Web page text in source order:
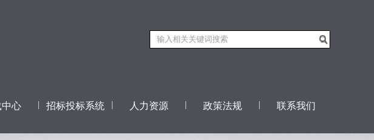
心 招标投标系统 人力资源 政策法规 联系我们